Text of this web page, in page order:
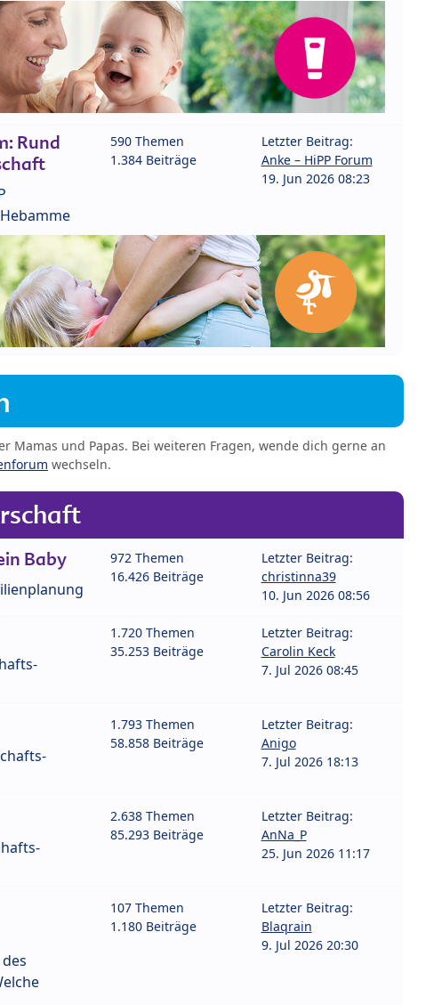
Rund
590 Themen
1.384 Beiträge
Letzter Beitrag:
Anke – HiPP Forum
19. Jun 2026 08:23
Mamas und Papas. Bei weiteren Fragen, wende dich gerne an
wechseln.
Baby
972 Themen
16.426 Beiträge
Letzter Beitrag:
christinna39
10. Jun 2026 08:56
1.720 Themen
35.253 Beiträge
Letzter Beitrag:
Carolin Keck
7. Jul 2026 08:45
1.793 Themen
58.858 Beiträge
Letzter Beitrag:
Anigo
7. Jul 2026 18:13
2.638 Themen
85.293 Beiträge
Letzter Beitrag:
AnNa_P
25. Jun 2026 11:17
107 Themen
1.180 Beiträge
Letzter Beitrag:
Blaqrain
9. Jul 2026 20:30